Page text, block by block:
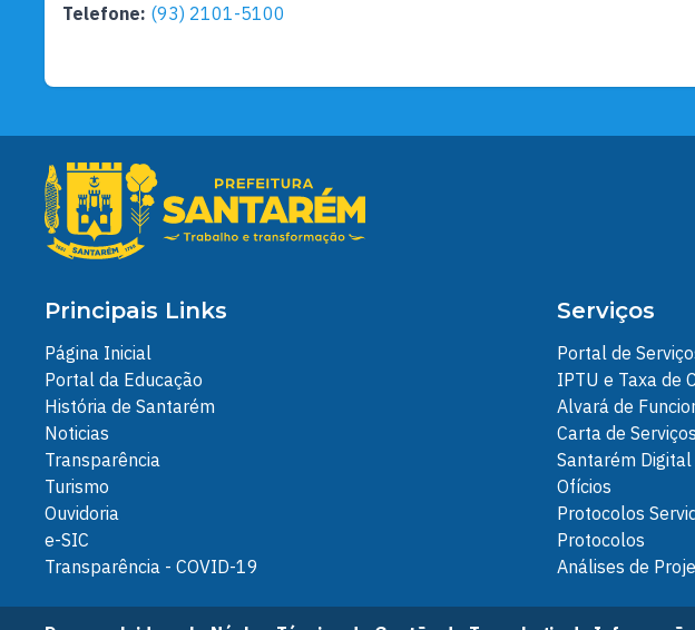
Telefone: (93) 2101-5100
Principais Links
Página Inicial
Portal da Educação
História de Santarém
Noticias
Transparência
Turismo
Ouvidoria
e-SIC
Transparência - COVID-19
Serviços
Portal de
IPTU e Taxa de
Alvará de
Carta de
Santarém
Ofícios
Protocolos
Protocolos
Análises de